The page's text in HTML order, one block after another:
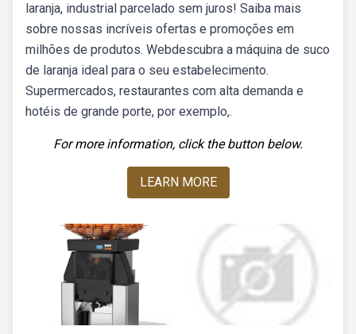
laranja, industrial parcelado sem juros! Saiba mais
sobre nossas incríveis ofertas e promoções em
milhões de produtos. Webdescubra a máquina de suco
de laranja ideal para o seu estabelecimento.
Supermercados, restaurantes com alta demanda e
hotéis de grande porte, por exemplo,.
For more information, click the button below.
LEARN MORE